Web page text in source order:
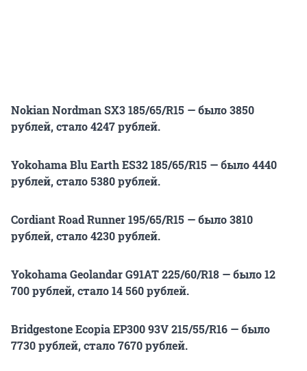
Nokian Nordman SX3 185/65/R15 — было 3850
рублей, стало 4247 рублей.
Yokohama Blu Earth ES32 185/65/R15 — было 4440
рублей, стало 5380 рублей.
Cordiant Road Runner 195/65/R15 — было 3810
рублей, стало 4230 рублей.
Yokohama Geolandar G91AT 225/60/R18 — было 12
700 рублей, стало 14 560 рублей.
Bridgestone Ecopia EP300 93V 215/55/R16 — было
7730 рублей, стало 7670 рублей.